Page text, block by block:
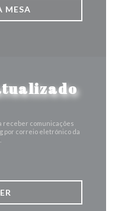
MESA
receber comunicações
por correio eletrónico da